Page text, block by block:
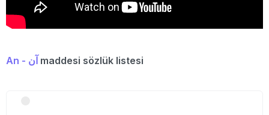
An - آن maddesi sözlük listesi